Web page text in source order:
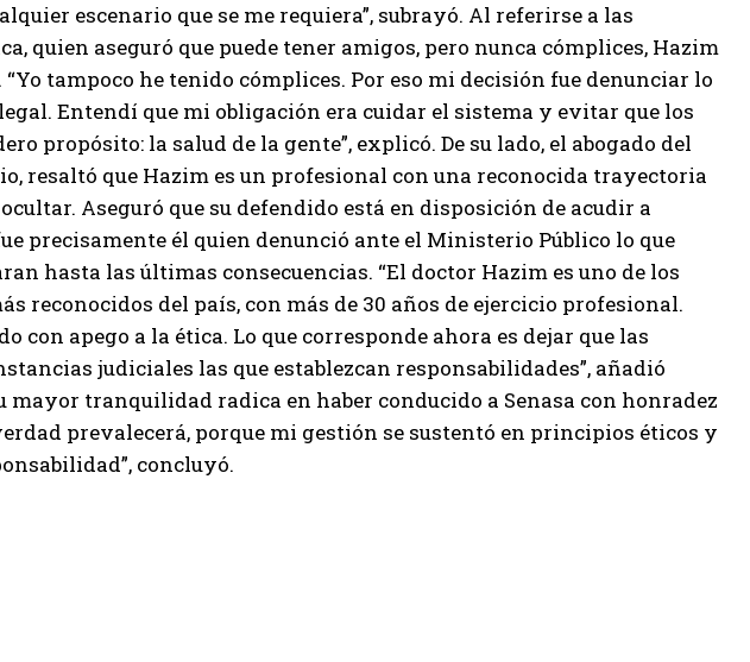
escenario que se me requiera”, subrayó. Al referirse a las
quien aseguró que puede tener amigos, pero nunca cómplices, Hazim
tampoco he tenido cómplices. Por eso mi decisión fue denunciar lo
Entendí que mi obligación era cuidar el sistema y evitar que los
propósito: la salud de la gente”, explicó. De su lado, el abogado del
resaltó que Hazim es un profesional con una reconocida trayectoria
Aseguró que su defendido está en disposición de acudir a
precisamente él quien denunció ante el Ministerio Público lo que
hasta las últimas consecuencias. “El doctor Hazim es uno de los
reconocidos del país, con más de 30 años de ejercicio profesional.
con apego a la ética. Lo que corresponde ahora es dejar que las
judiciales las que establezcan responsabilidades”, añadió
mayor tranquilidad radica en haber conducido a Senasa con honradez
prevalecerá, porque mi gestión se sustentó en principios éticos y
concluyó.